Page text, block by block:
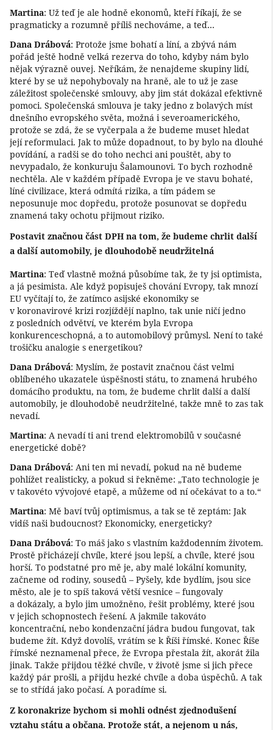
Martina: Už teď je ale hodně ekonomů, kteří říkají, že se
pragmaticky a rozumně příliš nechováme, a teď…
Dana Drábová: Protože jsme bohatí a líní, a zbývá nám
pořád ještě hodně velká rezerva do toho, kdyby nám bylo
nějak výrazně ouvej. Neříkám, že nenajdeme skupiny lidí,
které by se už nepohybovaly na hraně, ale to už je zase
záležitost společenské smlouvy, aby jim stát dokázal efektivně
pomoci. Společenská smlouva je taky jedno z bolavých míst
dnešního evropského světa, možná i severoamerického,
protože se zdá, že se vyčerpala a že budeme muset hledat
její reformulaci. Jak to může dopadnout, to by bylo na dlouhé
povídání, a radši se do toho nechci ani pouštět, aby to
nevypadalo, že konkuruju Šalamounovi. To bych rozhodně
nechtěla. Ale v každém případě Evropa je ve stavu bohaté,
líné civilizace, která odmítá rizika, a tím pádem se
neposunuje moc dopředu, protože posunovat se dopředu
znamená taky ochotu přijmout riziko.
Postavit značnou část DPH na tom, že budeme chrlit další
a další automobily, je dlouhodobě neudržitelná
Martina: Teď vlastně možná působíme tak, že ty jsi optimista,
a já pesimista. Ale když popisuješ chování Evropy, tak mnozí
EU vyčítají to, že zatímco asijské ekonomiky se
v koronavirové krizi rozjíždějí naplno, tak unie ničí jedno
z posledních odvětví, ve kterém byla Evropa
konkurenceschopná, a to automobilový průmysl. Není to také
trošičku analogie s energetikou?
Dana Drábová: Myslím, že postavit značnou část velmi
oblíbeného ukazatele úspěšnosti státu, to znamená hrubého
domácího produktu, na tom, že budeme chrlit další a další
automobily, je dlouhodobě neudržitelné, takže mně to zas tak
nevadí.
Martina: A nevadí ti ani trend elektromobilů v současné
energetické době?
Dana Drábová: Ani ten mi nevadí, pokud na ně budeme
pohlížet realisticky, a pokud si řekněme: „Tato technologie je
v takovéto vývojové etapě, a můžeme od ní očekávat to a to.“
Martina: Mě baví tvůj optimismus, a tak se tě zeptám: Jak
vidíš naši budoucnost? Ekonomicky, energeticky?
Dana Drábová: To máš jako s vlastním každodenním životem.
Prostě přicházejí chvíle, které jsou lepší, a chvíle, které jsou
horší. To podstatné pro mě je, aby malé lokální komunity,
začneme od rodiny, sousedů – Pyšely, kde bydlím, jsou sice
město, ale je to spíš taková větší vesnice – fungovaly
a dokázaly, a bylo jim umožněno, řešit problémy, které jsou
v jejich schopnostech řešení. A jakmile takováto
koncentrační, nebo kondenzační jádra budou fungovat, tak
budeme žít. Když dovolíš, vrátím se k Říši římské. Konec Říše
římské neznamenal přece, že Evropa přestala žít, akorát žila
jinak. Takže přijdou těžké chvíle, v životě jsme si jich přece
každý pár prošli, a přijdu hezké chvíle a doba úspěchů. A tak
se to střídá jako počasí. A poradíme si.
Z koronakrize bychom si mohli odnést zjednodušení
vztahu státu a občana. Protože stát, a nejenom u nás,